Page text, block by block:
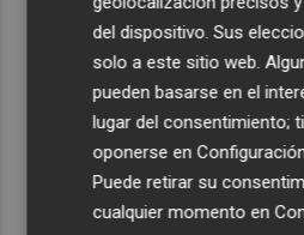
del dispositivo. Sus
solo a este sitio web.
pueden basarse en el
lugar del consentimiento;
oponerse en
Puede retirar su
cualquier momento en